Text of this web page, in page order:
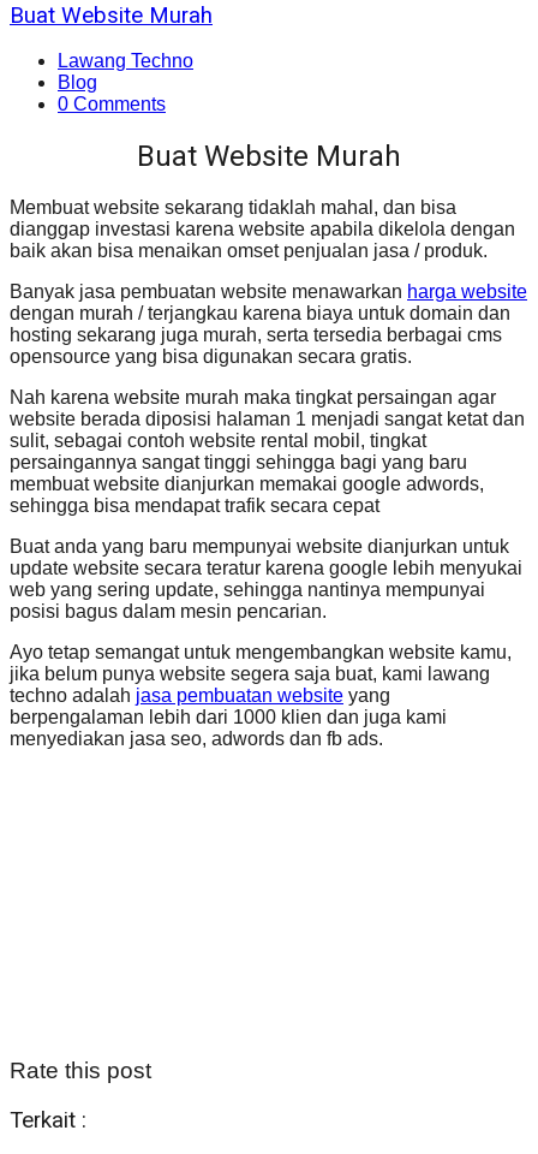
Buat Website Murah
Lawang Techno
Blog
0 Comments
Buat Website Murah
Membuat website sekarang tidaklah mahal, dan bisa
dianggap investasi karena website apabila dikelola dengan
baik akan bisa menaikan omset penjualan jasa / produk.
Banyak jasa pembuatan website menawarkan harga website
dengan murah / terjangkau karena biaya untuk domain dan
hosting sekarang juga murah, serta tersedia berbagai cms
opensource yang bisa digunakan secara gratis.
Nah karena website murah maka tingkat persaingan agar
website berada diposisi halaman 1 menjadi sangat ketat dan
sulit, sebagai contoh website rental mobil, tingkat
persaingannya sangat tinggi sehingga bagi yang baru
membuat website dianjurkan memakai google adwords,
sehingga bisa mendapat trafik secara cepat
Buat anda yang baru mempunyai website dianjurkan untuk
update website secara teratur karena google lebih menyukai
web yang sering update, sehingga nantinya mempunyai
posisi bagus dalam mesin pencarian.
Ayo tetap semangat untuk mengembangkan website kamu,
jika belum punya website segera saja buat, kami lawang
techno adalah jasa pembuatan website yang
berpengalaman lebih dari 1000 klien dan juga kami
menyediakan jasa seo, adwords dan fb ads.
Rate this post
Terkait :